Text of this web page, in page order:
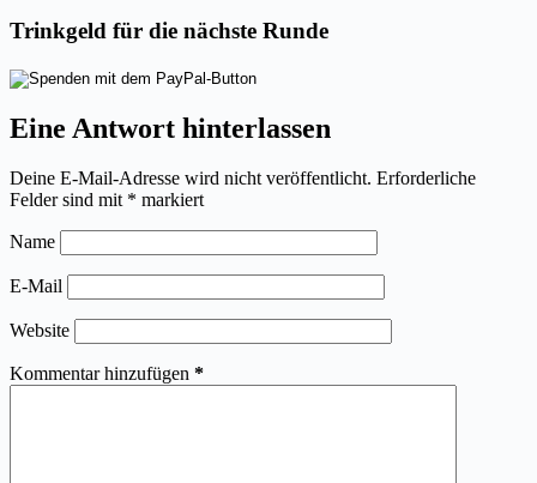
Trinkgeld für die nächste Runde
Eine Antwort hinterlassen
Deine E-Mail-Adresse wird nicht veröffentlicht. Erforderliche
Felder sind mit * markiert
Name
E-Mail
Website
Kommentar hinzufügen *